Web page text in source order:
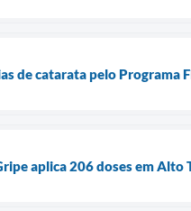
de catarata pelo Programa
aplica 206 doses em